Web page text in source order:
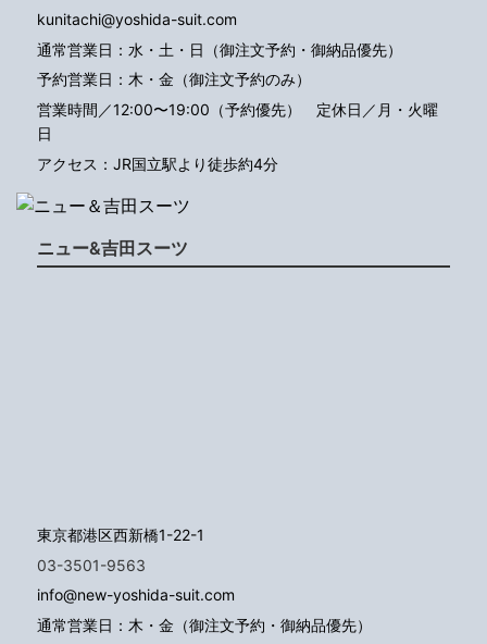
kunitachi@yoshida-suit.com
通常営業日：水・土・日（御注文予約・御納品優先）
予約営業日：木・金（御注文予約のみ）
営業時間／12:00〜19:00（予約優先） 定休日／月・火曜
日
アクセス：JR国立駅より徒歩約4分
ニュー&吉田スーツ
東京都港区西新橋1-22-1
03-3501-9563
info@new-yoshida-suit.com
通常営業日：木・金（御注文予約・御納品優先）